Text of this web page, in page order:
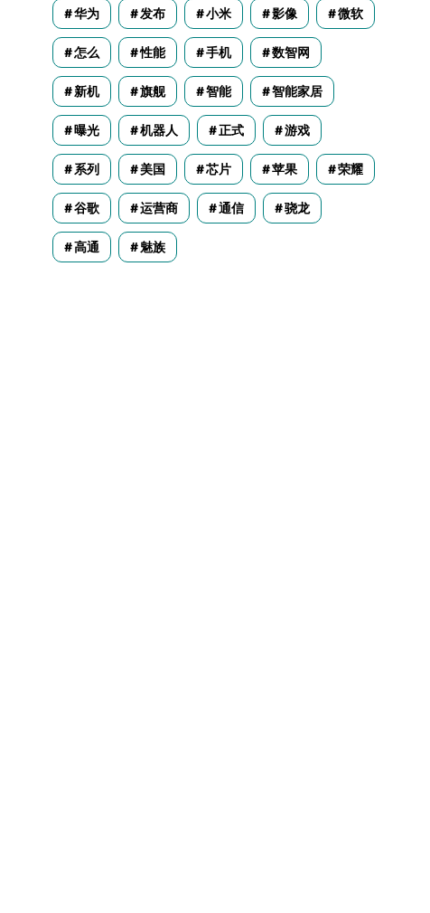
华为 发布 小米 影像 微软
怎么 性能 手机 数智网
新机 旗舰 智能 智能家居
曝光 机器人 正式 游戏
系列 美国 芯片 苹果 荣耀
谷歌 运营商 通信 骁龙
高通 魅族